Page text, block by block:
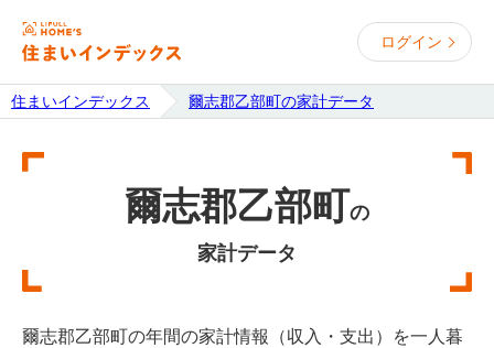
ログイン
住まいインデックス 爾志郡乙部町の家計データ
爾志郡乙部町の
家計データ
爾志郡乙部町の年間の家計情報（収入・支出）を一人暮